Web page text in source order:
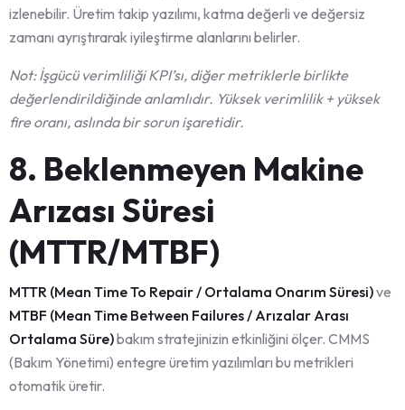
izlenebilir. Üretim takip yazılımı, katma değerli ve değersiz
zamanı ayrıştırarak iyileştirme alanlarını belirler.
Not: İşgücü verimliliği KPI’sı, diğer metriklerle birlikte
değerlendirildiğinde anlamlıdır. Yüksek verimlilik + yüksek
fire oranı, aslında bir sorun işaretidir.
8. Beklenmeyen Makine
Arızası Süresi
(MTTR/MTBF)
MTTR (Mean Time To Repair / Ortalama Onarım Süresi)ve
MTBF (Mean Time Between Failures / Arızalar Arası
Ortalama Süre)bakım stratejinizin etkinliğini ölçer. CMMS
(Bakım Yönetimi) entegre üretim yazılımları bu metrikleri
otomatik üretir.